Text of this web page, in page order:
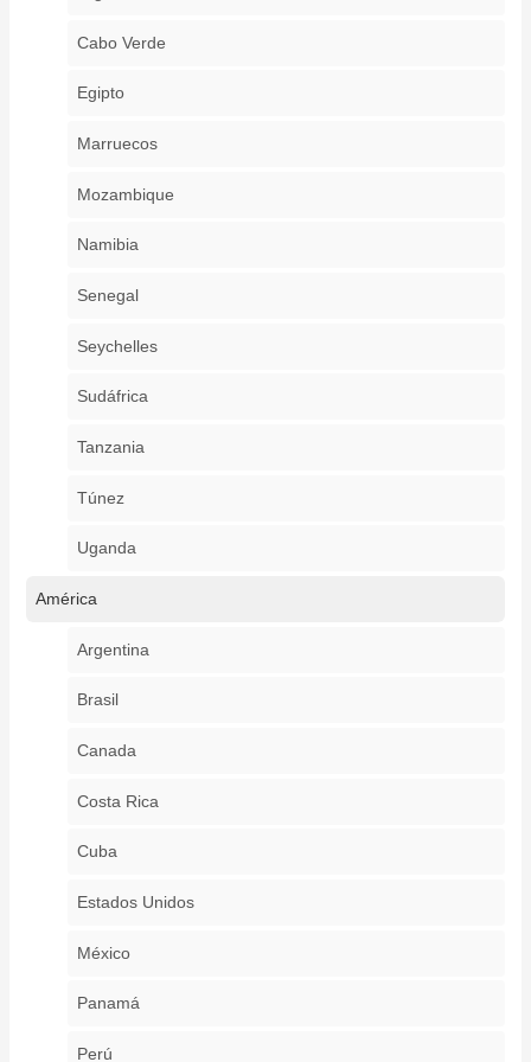
Cabo Verde
Egipto
Marruecos
Mozambique
Namibia
Senegal
Seychelles
Sudáfrica
Tanzania
Túnez
Uganda
América
Argentina
Brasil
Canada
Costa Rica
Cuba
Estados Unidos
México
Panamá
Perú